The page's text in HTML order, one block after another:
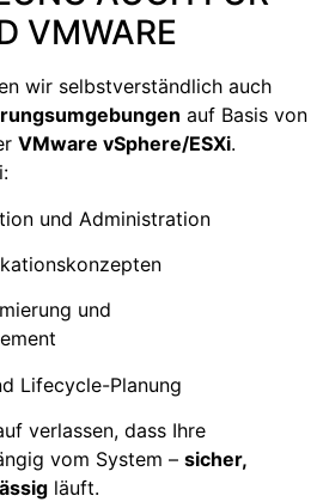
VMWARE
wir selbstverständlich auch
auf Basis von
VMware vSphere/ESXi.
und Administration
und
Lifecycle-Planung
verlassen, dass Ihre
vom System – sicher,
läuft.